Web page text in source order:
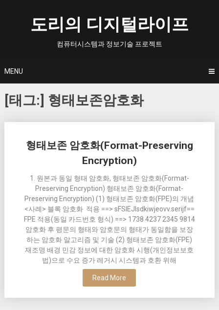
도리의 디지털라이프
컴퓨터시스템과 정보기술 프로젝트
MENU
[태그:] 형태보존암호화
형태보존 암호화(Format-Preserving
Encryption)
1. 원본과 동일 형태 암호화, 형태보존 암호화(Format-
Preserving Encryption) 형태보존 암호화(Format-
Preserving Encryption) (1) 형태보존 암호화(FPE)의 개념
<사례> 블록 암호화 적용 ==> sFSIEJlsdkiwjeovv.serijf==
FPE 적용(동일 카드번호 형식) ==> 1738 4237 2345 9814
암호화 후 평문의 형태와 암호문의 형태가 동일함을 보장
하는 암호화 알고리즘 및 기술 (2) 형태보존 암호화(FPE)
재조명 배경 민감 정보에 대한 암호화 시행(개인정보보호
법)으로 수요 증가 레거시 시스템과 호환 위해
Read More
navigation